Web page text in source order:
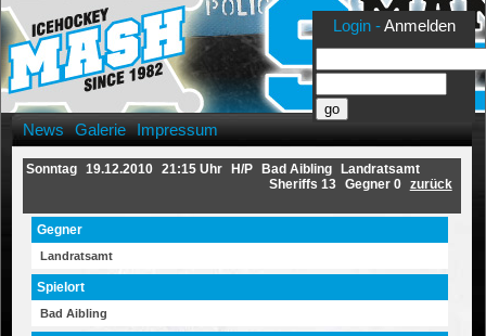
News Galerie Impressum
Sonntag 19.12.2010 21:15 Uhr H/P Bad Aibling
Landratsamt
zurück
Sheriffs 13 Gegner 0
Gegner
Landratsamt
Spielort
Bad Aibling
Login -Anmelden